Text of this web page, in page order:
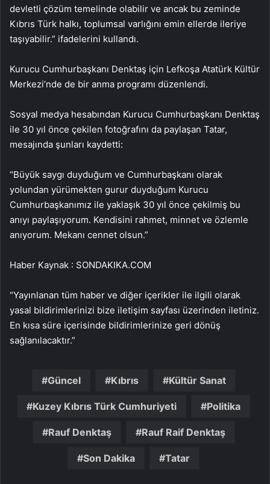
devletli çözüm temelinde olabilir ve ancak bu zeminde
Kıbrıs Türk halkı, toplumsal varlığını emin ellerde ileriye
taşıyabilir.” ifadelerini kullandı.
Kurucu Cumhurbaşkanı Denktaş için Lefkoşa Atatürk Kültür
Merkezi’nde de bir anma programı düzenlendi.
Sosyal medya hesabından Kurucu Cumhurbaşkanı Denktaş
ile 30 yıl önce çekilen fotoğrafını da paylaşan Tatar,
mesajında şunları kaydetti:
“Büyük saygı duyduğum ve Cumhurbaşkanı olarak
yolundan yürümekten gurur duyduğum Kurucu
Cumhurbaşkanımız ile yaklaşık 30 yıl önce çekilmiş bu
anıyı paylaşıyorum. Kendisini rahmet, minnet ve özlemle
anıyorum. Mekanı cennet olsun.”
Haber Kaynak : SONDAKIKA.COM
“Yayınlanan tüm haber ve diğer içerikler ile ilgili olarak
yasal bildirimlerinizi bize iletişim sayfası üzerinden iletiniz.
En kısa süre içerisinde bildirimlerinize geri dönüş
sağlanılacaktır.”
Güncel Kıbrıs Kültür Sanat
Kuzey Kıbrıs Türk Cumhuriyeti Politika
Rauf Denktaş Rauf Raif Denktaş
Son Dakika Tatar